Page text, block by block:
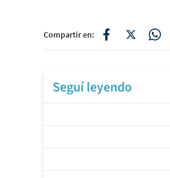
Compartir en:
Seguí leyendo